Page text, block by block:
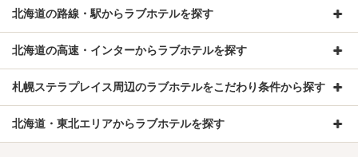
北海道の路線・駅からラブホテルを探す
北海道の高速・インターからラブホテルを探す
札幌ステラプレイス周辺のラブホテルをこだわり条件から探す
北海道・東北エリアからラブホテルを探す